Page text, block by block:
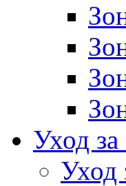
Уход
Уход